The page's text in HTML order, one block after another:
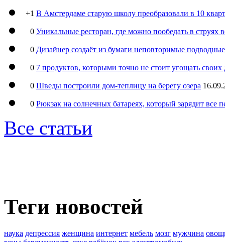
+1 В Амстердаме старую школу преобразовали в 10
0 Уникальные ресторан, где можно пообедать в струях
0 Дизайнер создаёт из бумаги неповторимые
0 7 продуктов, которыми точно не стоит угощать
0 Шведы построили дом-теплицу на берегу озера
0 Рюкзак на солнечных батареях, который зарядит все
Все статьи
Теги новостей
наука депрессия женщина интернет мебель мозг мужчина